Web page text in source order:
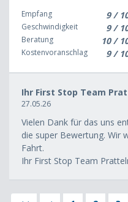
Empfang 9 /
Geschwindigkeit 9 /
Beratung 10 /
Kostenvoranschlag 9 /
Ihr First Stop Team
27.05.26
Vielen Dank für das uns
die super Bewertung. Wir
Fahrt.
Ihr First Stop Team